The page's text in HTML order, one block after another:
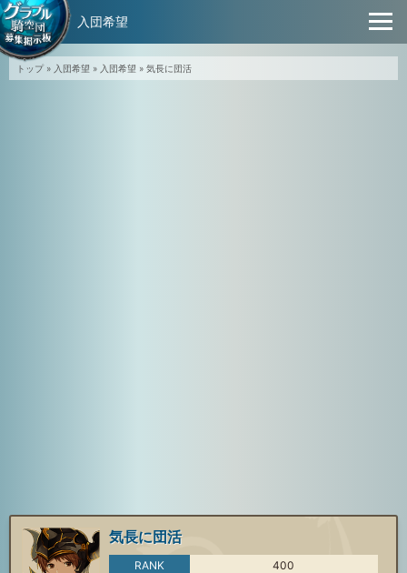
トップ» 入団希望 » 入団希望 » 気長に団活
気長に団活
RANK
400
入団希望